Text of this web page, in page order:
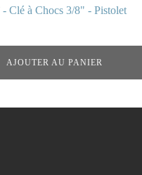
Clé à Chocs 3/8" - Pistolet
AJOUTER AU PANIER